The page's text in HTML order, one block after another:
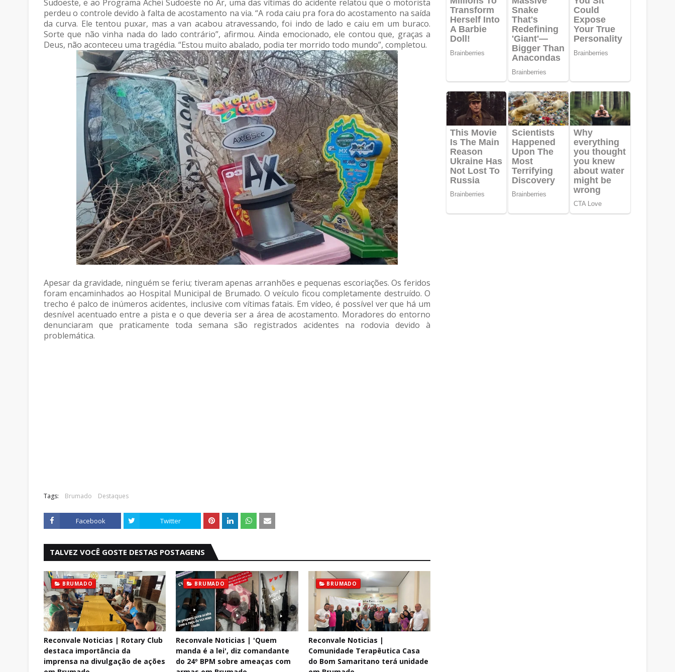
Sudoeste, e ao Programa Achei Sudoeste no Ar, uma das vítimas do acidente relatou que o motorista
perdeu o controle devido à falta de acostamento na via. “A roda caiu pra fora do acostamento na saída
da curva. Ele tentou puxar, mas a van acabou atravessando, foi indo de lado e caiu em um buraco.
Sorte que não vinha nada do lado contrário”, afirmou. Ainda emocionado, ele contou que, graças a
Deus, não aconteceu uma tragédia. “Estou muito abalado, podia ter morrido todo mundo”, completou.
Apesar da gravidade, ninguém se feriu; tiveram apenas arranhões e pequenas escoriações. Os feridos
foram encaminhados ao Hospital Municipal de Brumado. O veículo ficou completamente destruído. O
trecho é palco de inúmeros acidentes, inclusive com vítimas fatais. Em vídeo, é possível ver que há um
desnível acentuado entre a pista e o que deveria ser a área de acostamento. Moradores do entorno
denunciaram que praticamente toda semana são registrados acidentes na rodovia devido à
problemática.
Tags: Brumado Destaques
Facebook Twitter
TALVEZ VOCÊ GOSTE DESTAS POSTAGENS
BRUMADO
Reconvale Noticias | Rotary Club
destaca importância da
imprensa na divulgação de ações
BRUMADO
Reconvale Noticias | 'Quem
manda é a lei', diz comandante
do 24º BPM sobre ameaças com
BRUMADO
Reconvale Noticias |
Comunidade Terapêutica Casa
do Bom Samaritano terá unidade